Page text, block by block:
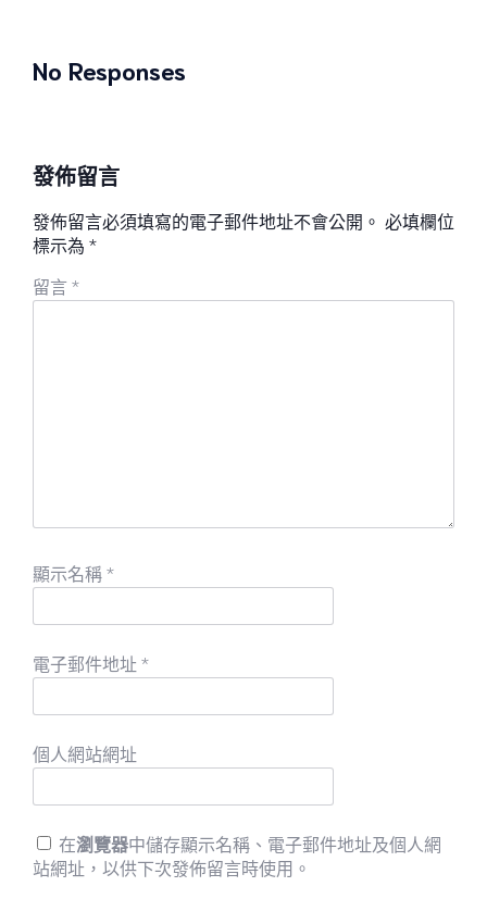
No Responses
發佈留言
發佈留言必須填寫的電子郵件地址不會公開。 必填欄位
標示為 *
留言 *
顯示名稱 *
電子郵件地址 *
個人網站網址
在瀏覽器中儲存顯示名稱、電子郵件地址及個人網
站網址，以供下次發佈留言時使用。